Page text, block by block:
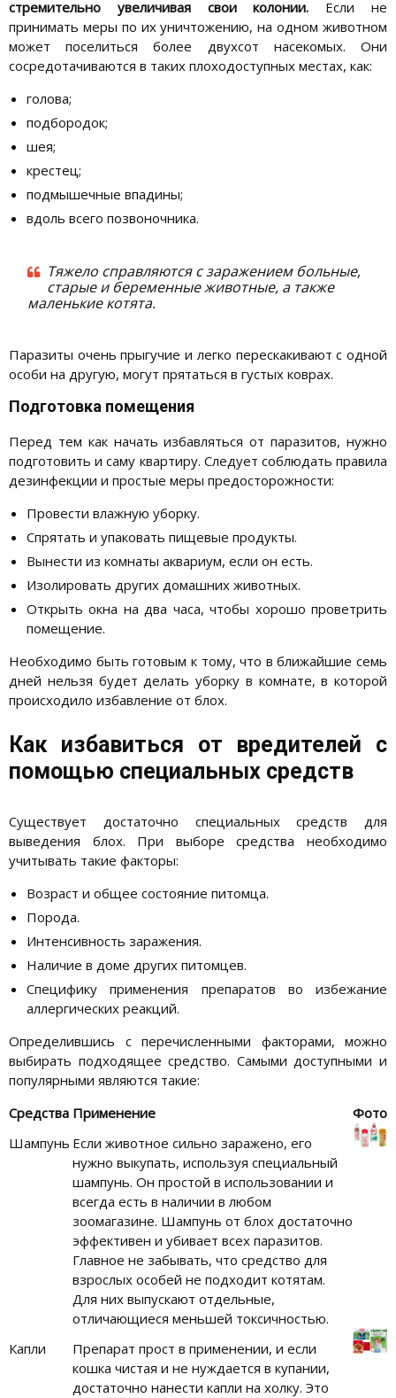
стремительно увеличивая свои колонии. Если не
принимать меры по их уничтожению, на одном животном
может поселиться более двухсот насекомых. Они
сосредотачиваются в таких плоходоступных местах, как:
голова;
подбородок;
шея;
крестец;
подмышечные впадины;
вдоль всего позвоночника.
Тяжело справляются с заражением больные,
старые и беременные животные, а также
маленькие котята.
Паразиты очень прыгучие и легко перескакивают с одной
особи на другую, могут прятаться в густых коврах.
Подготовка помещения
Перед тем как начать избавляться от паразитов, нужно
подготовить и саму квартиру. Следует соблюдать правила
дезинфекции и простые меры предосторожности:
Провести влажную уборку.
Спрятать и упаковать пищевые продукты.
Вынести из комнаты аквариум, если он есть.
Изолировать других домашних животных.
Открыть окна на два часа, чтобы хорошо проветрить
помещение.
Необходимо быть готовым к тому, что в ближайшие семь
дней нельзя будет делать уборку в комнате, в которой
происходило избавление от блох.
Как избавиться от вредителей с
помощью специальных средств
Существует достаточно специальных средств для
выведения блох. При выборе средства необходимо
учитывать такие факторы:
Возраст и общее состояние питомца.
Порода.
Интенсивность заражения.
Наличие в доме других питомцев.
Специфику применения препаратов во избежание
аллергических реакций.
Определившись с перечисленными факторами, можно
выбирать подходящее средство. Самыми доступными и
популярными являются такие:
Средства Применение
Фото
Шампунь Если животное сильно заражено, его
нужно выкупать, используя специальный
шампунь. Он простой в использовании и
всегда есть в наличии в любом
зоомагазине. Шампунь от блох достаточно
эффективен и убивает всех паразитов.
Главное не забывать, что средство для
взрослых особей не подходит котятам.
Для них выпускают отдельные,
отличающиеся меньшей токсичностью.
Капли
Препарат прост в применении, и если
кошка чистая и не нуждается в купании,
достаточно нанести капли на холку. Это